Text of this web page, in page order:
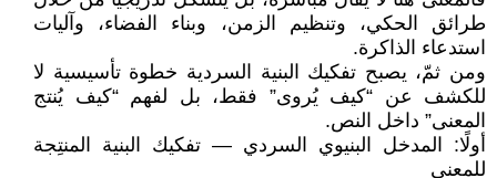
طرائق الحكي، وتنظيم الزمن، وبناء الفضاء، وآليات
استدعاء الذاكرة.
ومن ثمّ، يصبح تفكيك البنية السردية خطوة تأسيسية لا
للكشف عن “كيف يُروى” فقط، بل لفهم “كيف يُنتج
المعنى” داخل النص.
أولًا: المدخل البنيوي السردي — تفكيك البنية المنتِجة
للمعنى